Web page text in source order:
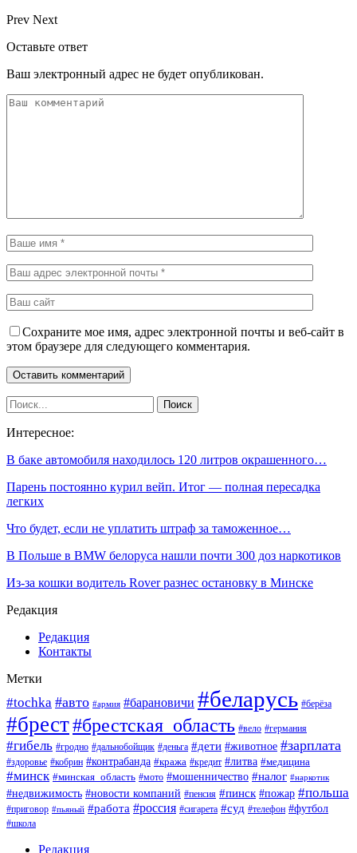
Prev Next
Оставьте ответ
Ваш электронный адрес не будет опубликован.
Сохраните мое имя, адрес электронной почты и веб-сайт в
этом браузере для следующего комментария.
Интересное:
В баке автомобиля находилось 120 литров окрашенного…
Парень постоянно курил вейп. Итог — полная пересадка
легких
Что будет, если не уплатить штраф за таможенное…
В Польше в BMW белоруса нашли почти 300 доз наркотиков
Из-за кошки водитель Rover разнес остановку в Минске
Редакция
Редакция
Контакты
Метки
#tochka #авто #армия #барановичи #беларусь #берёза
#брест#брестская_область #вело #германия
#гибель #гродно #дальнобойщик #деньга #дети #животное #зарплата
#здоровье #кобрин #контрабанда #кража #кредит #литва #медицина
#минск #минская_область #мото #мошенничество #налог #наркотик
#недвижимость #новости компаний #пенсия #пинск #пожар #польша
#приговор #пьяный #работа #россия #сигарета #суд #телефон #футбол
#школа
Редакция